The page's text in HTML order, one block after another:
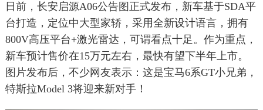
日前，长安启源A06公告图正式发布，新车基于SDA平
台打造，定位中大型家轿，采用全新设计语言，拥有
800V高压平台+激光雷达，可谓看点十足。作为重点，
新车预计售价在15万元左右，最快有望下半年上市。
图片发布后，不少网友表示：这是宝马6系GT小兄弟，
特斯拉Model 3将迎来新对手！